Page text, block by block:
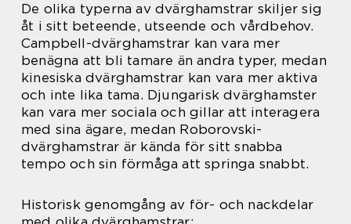
De olika typerna av dvärghamstrar skiljer sig
åt i sitt beteende, utseende och vårdbehov.
Campbell-dvärghamstrar kan vara mer
benägna att bli tamare än andra typer, medan
kinesiska dvärghamstrar kan vara mer aktiva
och inte lika tama. Djungarisk dvärghamster
kan vara mer sociala och gillar att interagera
med sina ägare, medan Roborovski-
dvärghamstrar är kända för sitt snabba
tempo och sin förmåga att springa snabbt.
Historisk genomgång av för- och nackdelar